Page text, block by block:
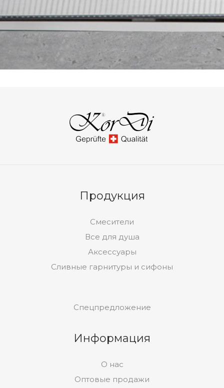
Продукция
Смесители
Все для душа
Аксессуары
Сливные гарнитуры и сифоны
Спецпредложение
Информация
О нас
Оптовые продажи